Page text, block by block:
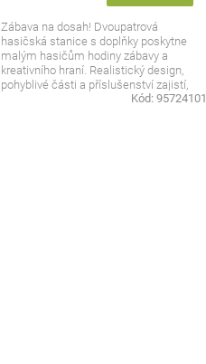
Zábava na dosah! Dvoupatrová
hasičská stanice s doplňky poskytne
malým hasičům hodiny zábavy a
kreativního hraní. Realistický design,
pohyblivé části a příslušenství zajistí,
Kód: 95724101